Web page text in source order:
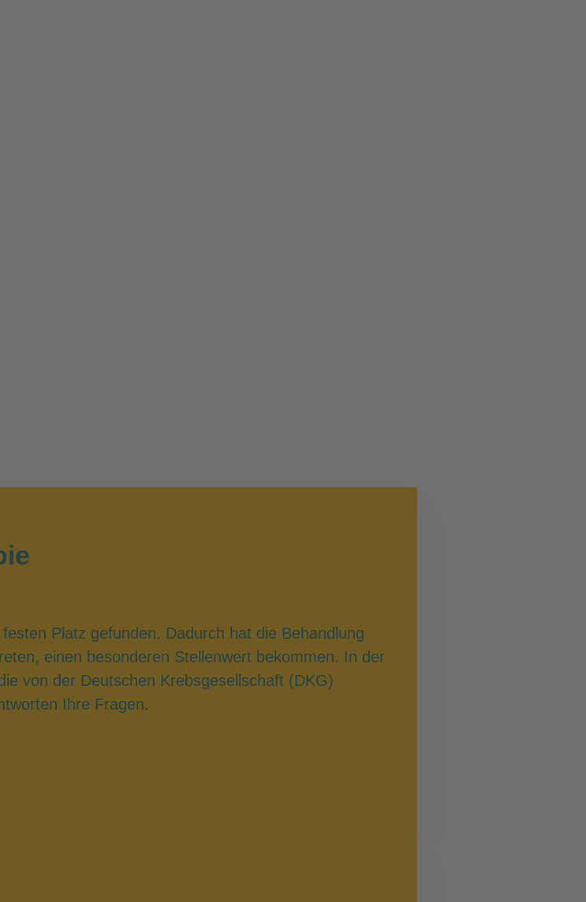
Platz gefunden. Dadurch hat die Behandlung
einen besonderen Stellenwert bekommen. In der
von der Deutschen Krebsgesellschaft (DKG)
Ihre Fragen.